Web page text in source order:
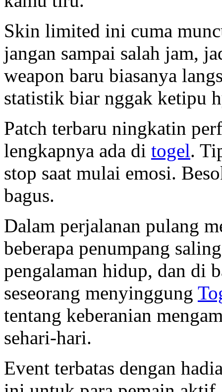
Skin limited ini cuma
jangan sampai salah jam,
weapon baru biasanya
statistik biar nggak ketipu
Patch terbaru ningkatin
lengkapnya ada di togel.
stop saat mulai emosi.
bagus.
Dalam perjalanan pulang
beberapa penumpang
pengalaman hidup, dan di
seseorang menyinggung
tentang keberanian
sehari-hari.
Event terbatas dengan